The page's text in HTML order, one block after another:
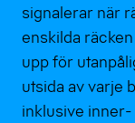
signalerar när
enskilda
upp för
utsida av varje
inklusive